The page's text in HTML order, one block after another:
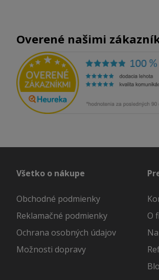
Overené našimi
Všetko o nákupe
Obchodné podmienky
Reklamačné podmienky
Ochrana osobných údajov
Možnosti dopravy
O